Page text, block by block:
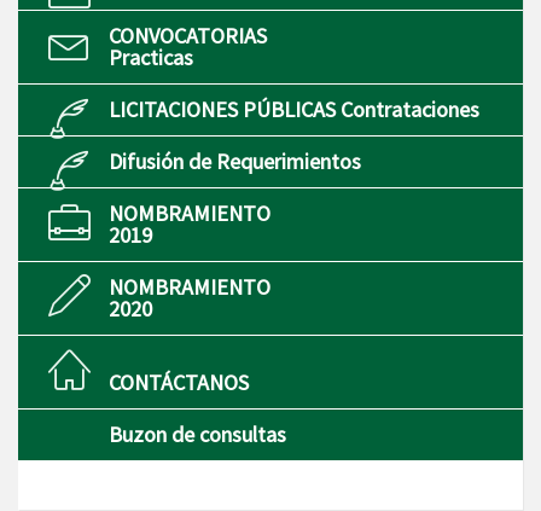
CONVOCATORIAS
Practicas
LICITACIONES PÚBLICAS Contrataciones
Difusión de Requerimientos
NOMBRAMIENTO
2019
NOMBRAMIENTO
2020
CONTÁCTANOS
Buzon de consultas